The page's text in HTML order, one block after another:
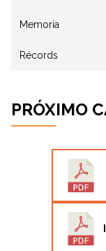
Memoria
Récords
PRÓXIMO